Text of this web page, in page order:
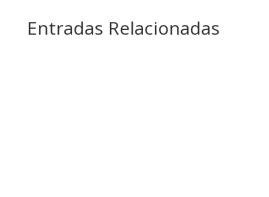
Entradas Relacionadas